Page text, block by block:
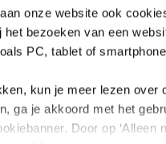
onze website ook
bezoeken van een
PC, tablet of
kun je meer lezen
ga je akkoord met het
Door op